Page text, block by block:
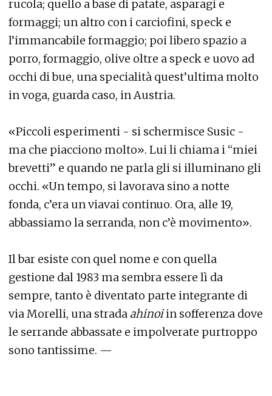
rucola; quello a base di patate, asparagi e
formaggi; un altro con i carciofini, speck e
l’immancabile formaggio; poi libero spazio a
porro, formaggio, olive oltre a speck e uovo ad
occhi di bue, una specialità quest’ultima molto
in voga, guarda caso, in Austria.
«Piccoli esperimenti - si schermisce Susic -
ma che piacciono molto». Lui li chiama i “miei
brevetti” e quando ne parla gli si illuminano gli
occhi. «Un tempo, si lavorava sino a notte
fonda, c’era un viavai continuo. Ora, alle 19,
abbassiamo la serranda, non c’è movimento».
Il bar esiste con quel nome e con quella
gestione dal 1983 ma sembra essere lì da
sempre, tanto è diventato parte integrante di
via Morelli, una strada ahinoiin sofferenza dove
le serrande abbassate e impolverate purtroppo
sono tantissime. —